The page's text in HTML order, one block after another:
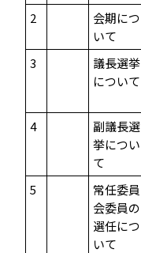
2
会期につ
いて
3
議長選挙
について
4
副議長選
挙につい
て
5
常任委員
会委員の
選任につ
いて